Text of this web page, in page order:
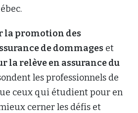
la promotion des
de dommages et
la relève en assurance du
les professionnels de
ceux qui étudient pour en
cerner les défis et